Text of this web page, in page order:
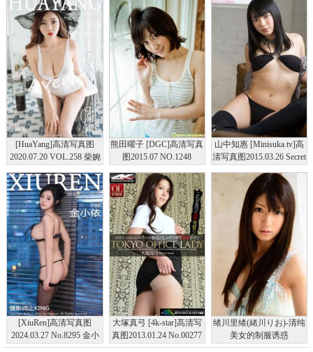
[HuaYang]高清写真图
2020.07.20 VOL.258 柴婉
熊田曜子 [DGC]高清写真
图2015.07 NO.1248
山中知惠 [Minisuka.tv]高
清写真图2015.03.26 Secret
[XiuRen]高清写真图
2024.03.27 No.8295 金小
依 黑丝美腿
大塚真弓 [4k-star]高清写
真图2013.01.24 No.00277
オフィスレディ
绪川里绪(緒川りお)-清纯
美女的制服诱惑